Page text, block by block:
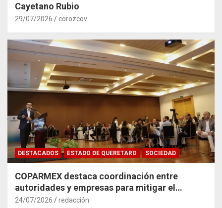
Cayetano Rubio
29/07/2026 corozcov
DESTACADOS ESTADO DE QUERETARO SOCIEDAD
COPARMEX destaca coordinación entre
autoridades y empresas para mitigar el
impacto del Tren México–Querétaro
24/07/2026 redacción